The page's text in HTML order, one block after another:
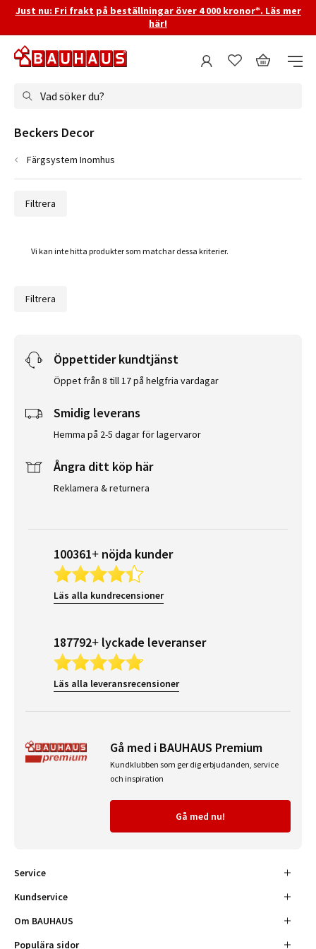
Just nu: Fri frakt på beställningar över 4 000 kronor*. Läs mer
här!
Vad söker du?
Filtrera
Vi kan inte hitta produkter som matchar dessa kriterier.
Filtrera
Beckers Decor
Färgsystem Inomhus
Öppettider kundtjänst
Öppet från 8 till 17 på helgfria vardagar
Smidig leverans
Hemma på 2-5 dagar för lagervaror
Ångra ditt köp här
Reklamera & returnera
100361+ nöjda kunder
Läs alla kundrecensioner
187792+ lyckade leveranser
Läs alla leveransrecensioner
Gå med i BAUHAUS Premium
Kundklubben som ger dig erbjudanden, service
och inspiration
Gå med nu!
Service
Kundservice
Om BAUHAUS
Populära sidor